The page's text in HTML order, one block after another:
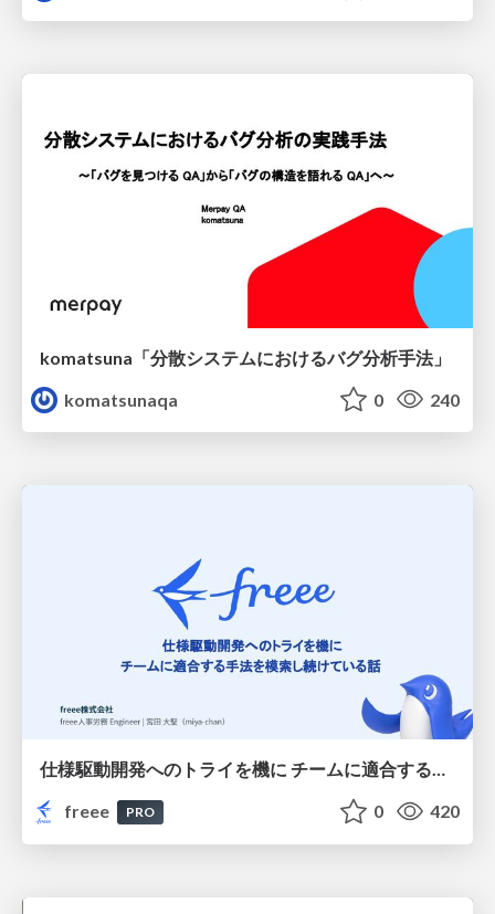
komatsuna「分散システムにおけるバグ分析手法」
komatsunaqa
0 240
仕様駆動開発へのトライを機に チームに適合する手法を模索し続けている話
freee
PRO 0 420